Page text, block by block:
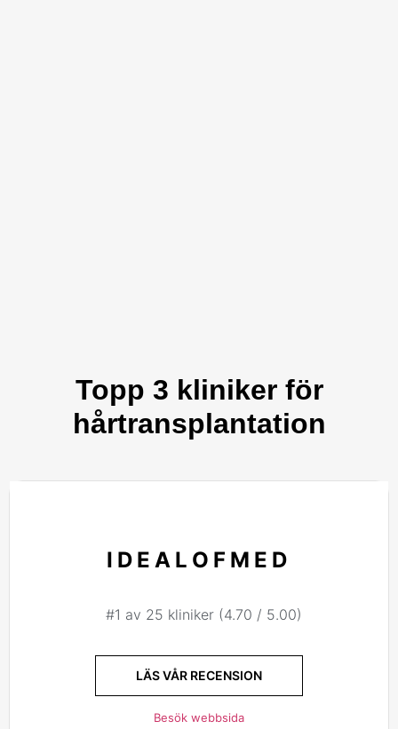
Topp 3 kliniker för
hårtransplantation
IDEALOFMED
#1 av 25 kliniker (4.70 / 5.00)
LÄS VÅR RECENSION
Besök webbsida